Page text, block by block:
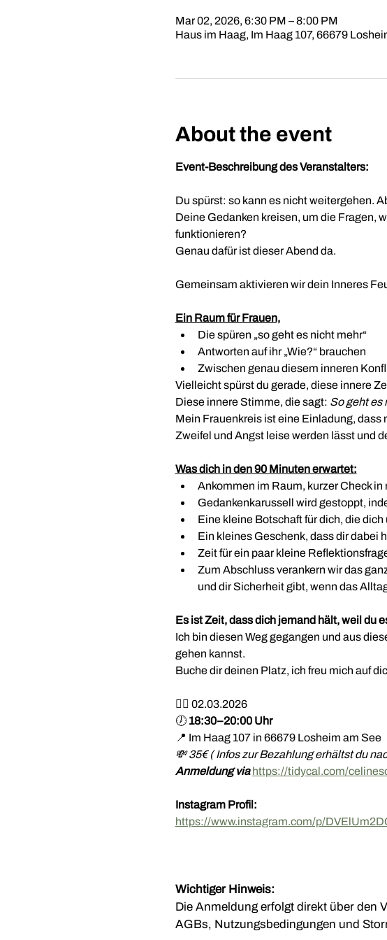
Mar 02, 2026, 6:30 PM – 8:00 PM
Haus im Haag, Im Haag 107, 66679
About the event
Event-Beschreibung des Veranstalters:
Du spürst: so kann es nicht weitergehen.
Deine Gedanken kreisen, um die Fragen,
funktionieren?
Genau dafür ist dieser Abend da.
Gemeinsam aktivieren wir dein Inneres
Ein Raum für Frauen,
Die spüren „so geht es nicht mehr“
Antworten auf ihr „Wie?“ brauchen
Zwischen genau diesem inneren
Vielleicht spürst du gerade, diese innere
Diese innere Stimme, die sagt: So geht es
Mein Frauenkreis ist eine Einladung,
Zweifel und Angst leise werden lässt und
Was dich in den 90 Minuten erwartet:
Ankommen im Raum, kurzer Check
Gedankenkarussell wird gestoppt,
Eine kleine Botschaft für dich, die
Ein kleines Geschenk, dass dir dabei
Zeit für ein paar kleine
Zum Abschluss verankern wir das
und dir Sicherheit gibt, wenn das
Es ist Zeit, dass dich jemand hält, weil du
Ich bin diesen Weg gegangen und aus
gehen kannst.
Buche dir deinen Platz, ich freu mich auf
❤️‍🔥 02.03.2026
🕖 18:30–20:00 Uhr
📍 Im Haag 107 in 66679 Losheim am See
💸 35€ ( Infos zur Bezahlung erhältst du
Anmeldung via https://tidycal.com/
Instagram Profil:
https://www.instagram.com/p/
Wichtiger Hinweis:
Die Anmeldung erfolgt direkt über den
AGBs, Nutzungsbedingungen und